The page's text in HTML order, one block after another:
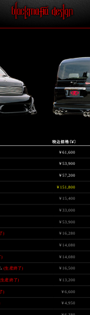
￥61,600
￥53,900
￥57,200
￥151,800
￥15,400
￥33,000
￥53,900
) ￥16,280
￥14,080
) ￥14,080
(生産終了) ￥16,500
(生産終了) ￥13,200
) ￥6,600
￥4,950